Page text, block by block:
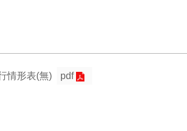
情形表(無) pdf